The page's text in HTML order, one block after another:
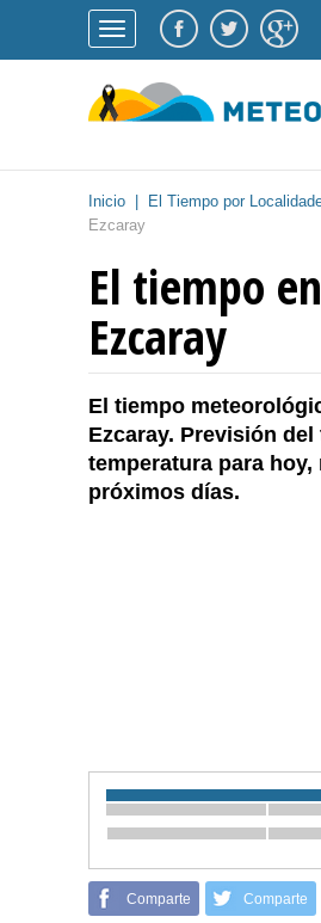
Inicio El Tiempo por
Ezcaray
El tiempo en
Ezcaray
El tiempo
Ezcaray. Previsión
temperatura para hoy,
próximos días.
Comparte Comparte